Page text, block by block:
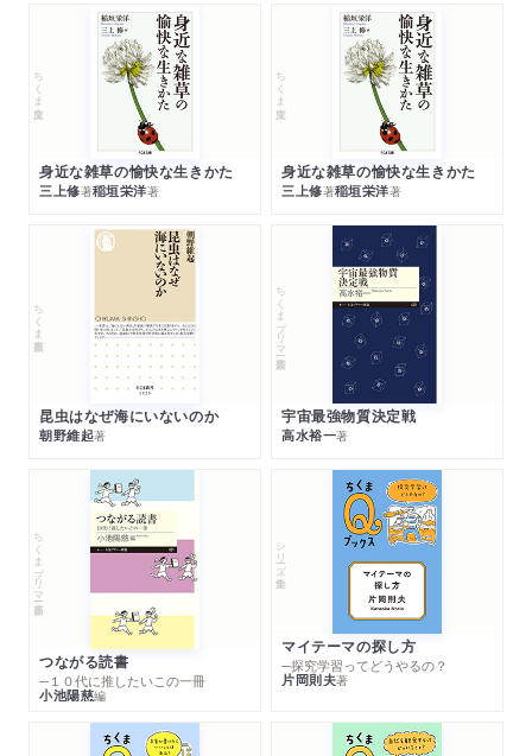
ちくま文庫
身近な雑草の愉快な生きかた
三上修著稲垣栄洋著
ちくま文庫
身近な雑草の愉快な生きかた
三上修著稲垣栄洋著
ちくま新書
昆虫はなぜ海にいないのか
朝野維起著
ちくまプリマー新書
宇宙最強物質決定戦
高水裕一著
ちくまプリマー新書
つながる読書
─１０代に推したいこの一冊
小池陽慈編
シリーズ・全集
マイテーマの探し方
─探究学習ってどうやるの？
片岡則夫著